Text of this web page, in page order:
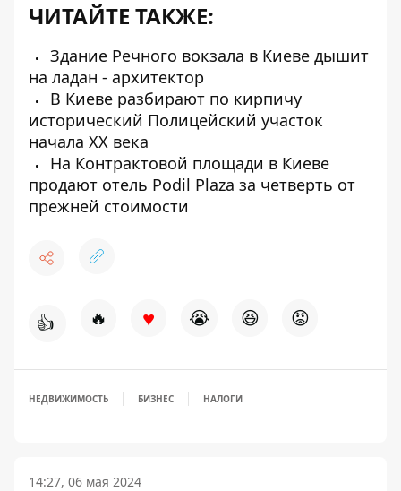
ЧИТАЙТЕ ТАКЖЕ:
Здание Речного вокзала в Киеве дышит
на ладан - архитектор
В Киеве разбирают по кирпичу
исторический Полицейский участок
начала ХХ века
На Контрактовой площади в Киеве
продают отель Podil Plaza за четверть от
прежней стоимости
👍 🔥 ♥ 😭 😆 😡
НЕДВИЖИМОСТЬ БИЗНЕС НАЛОГИ
14:27, 06 мая 2024